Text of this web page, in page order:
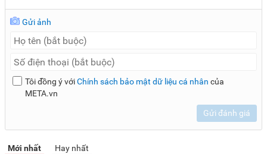
dàng sắp xếp trong căn bếp gia đình.
sản phẩm, màu sắc có thể thay đổi tùy theo sản phẩm thực
tế.
Gửi ảnh
Tôi đồng ý vớiChính sách bảo mật dữ liệu cá nhân của
META.vn
Gửi đánh giá
Mới nhất Hay nhất